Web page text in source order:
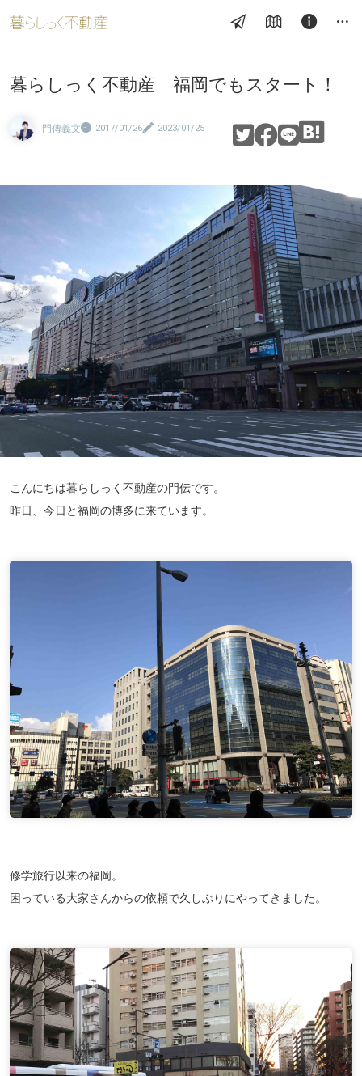
暮らしっく不動産 福岡でもスタート！
門傳義文 2017/01/26 2023/01/25
こんにちは暮らしっく不動産の門伝です。
昨日、今日と福岡の博多に来ています。
修学旅行以来の福岡。
困っている大家さんからの依頼で久しぶりにやってきました。